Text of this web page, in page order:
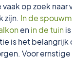
vaak op zoek
zijn. In de
enin de tuin
is het belangrijk
Voor